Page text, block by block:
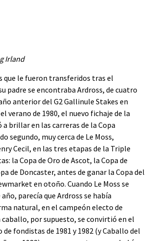
Irland
que le fueron transferidos tras el
padre se encontraba Ardross, de cuatro
anterior del G2 Gallinule Stakes en
verano de 1980, el nuevo fichaje de la
brillar en las carreras de la Copa
segundo, muy cerca de Le Moss,
Cecil, en las tres etapas de la Triple
la Copa de Oro de Ascot, la Copa de
de Doncaster, antes de ganar la Copa del
en otoño. Cuando Le Moss se
parecía que Ardross se había
natural, en el campeón electo de
por supuesto, se convirtió en el
fondistas de 1981 y 1982 (y Caballo del